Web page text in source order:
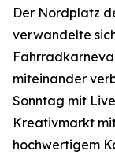
Der Nordplatz
verwandelte
miteinander
Sonntag mit
Kreativmarkt
hochwertigem